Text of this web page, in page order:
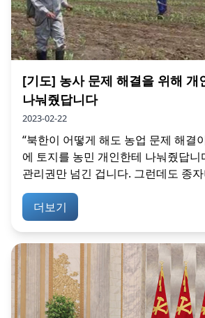
[기도] 농사 문제 해결을 위해 개
나눠줬답니다
2023-02-22
“북한이 어떻게 해도 농업 문제 해결
에 토지를 농민 개인한테 나눠줬답니
관리권만 넘긴 겁니다. 그런데도 종
더보기